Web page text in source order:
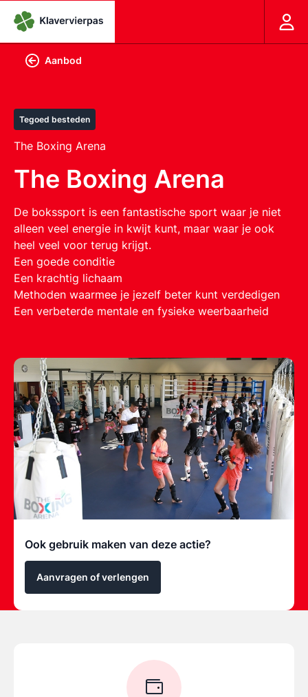
Aanbod
Tegoed besteden
The Boxing Arena
The Boxing Arena
De bokssport is een fantastische sport waar je niet
alleen veel energie in kwijt kunt, maar waar je ook
heel veel voor terug krijgt.
Een goede conditie
Een krachtig lichaam
Methoden waarmee je jezelf beter kunt verdedigen
Een verbeterde mentale en fysieke weerbaarheid
Ook gebruik maken van deze actie?
Aanvragen of verlengen